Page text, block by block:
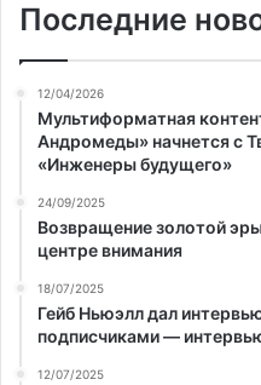
Последние
12/04/2026
Мультиформатная
Андромеды» начнется с
«Инженеры будущего»
24/09/2025
Возвращение золотой
центре внимания
18/07/2025
Гейб Ньюэлл дал
подписчиками —
12/07/2025